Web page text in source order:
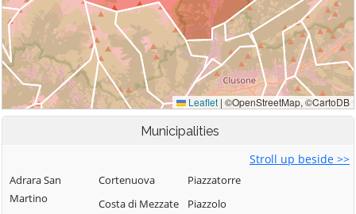
Municipalities
Stroll up beside >>
Adrara San
Martino
Cortenuova
Costa di Mezzate
Piazzatorre
Piazzolo